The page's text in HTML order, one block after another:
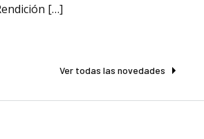
[…]
Ver todas las novedades